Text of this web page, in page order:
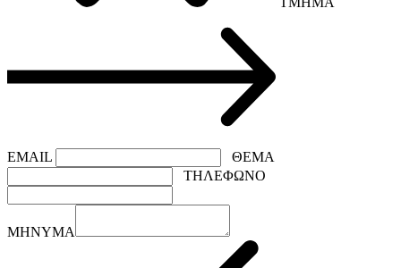
EMAIL
ΘΕΜΑ
ΤΗΛΕΦΩΝΟ
ΜΗΝΥΜΑ